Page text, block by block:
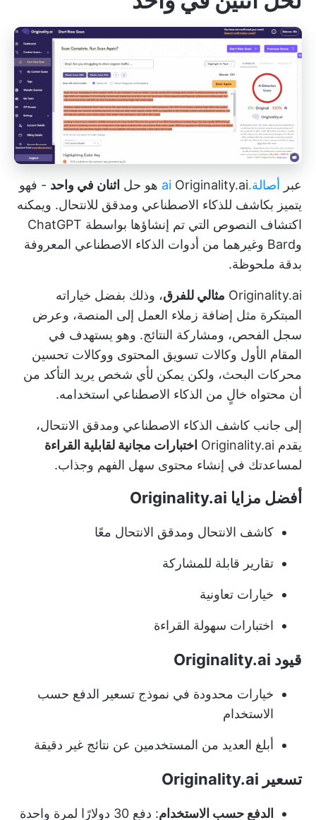
عبر أصالة.aiOriginality.ai هو حل اثنان في واحد - فهو
يتميز بكاشف للذكاء الاصطناعي ومدقق للانتحال. ويمكنه
اكتشاف النصوص التي تم إنشاؤها بواسطة ChatGPT
وBard وغيرهما من أدوات الذكاء الاصطناعي المعروفة
بدقة ملحوظة.
Originality.ai مثالي للفرق، وذلك بفضل خياراته
المبتكرة مثل إضافة زملاء العمل إلى المنصة، وعرض
سجل الفحص، ومشاركة النتائج. وهو يستهدف في
المقام الأول وكالات تسويق المحتوى ووكالات تحسين
محركات البحث، ولكن يمكن لأي شخص يريد التأكد من
أن محتواه خالٍ من الذكاء الاصطناعي استخدامه.
إلى جانب كاشف الذكاء الاصطناعي ومدقق الانتحال،
يقدم Originality.ai
اختبارات مجانية لقابلية القراءة
لمساعدتك في إنشاء محتوى سهل الفهم وجذاب.
أفضل مزايا Originality.ai
كاشف الانتحال ومدقق الانتحال معًا
تقارير قابلة للمشاركة
خيارات تعاونية
اختبارات سهولة القراءة
قيود Originality.ai
خيارات محدودة في نموذج تسعير الدفع حسب
الاستخدام
أبلغ العديد من المستخدمين عن نتائج غير دقيقة
تسعير Originality.ai
الدفع حسب الاستخدام : دفع 30 دولارًا لمرة واحدة